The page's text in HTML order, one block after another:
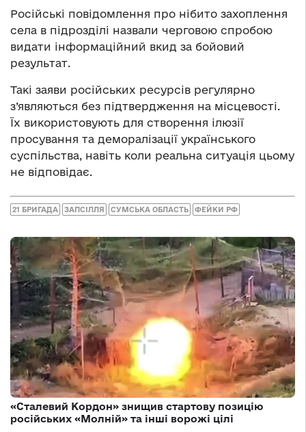
Російські повідомлення про нібито захоплення
села в підрозділі назвали черговою спробою
видати інформаційний вкид за бойовий
результат.
Такі заяви російських ресурсів регулярно
з’являються без підтвердження на місцевості.
Їх використовують для створення ілюзії
просування та деморалізації українського
суспільства, навіть коли реальна ситуація цьому
не відповідає.
21 БРИГАДА ЗАПСІЛЛЯ СУМСЬКА ОБЛАСТЬ ФЕЙКИ РФ
«Сталевий Кордон» знищив стартову позицію
російських «Молній» та інші ворожі цілі